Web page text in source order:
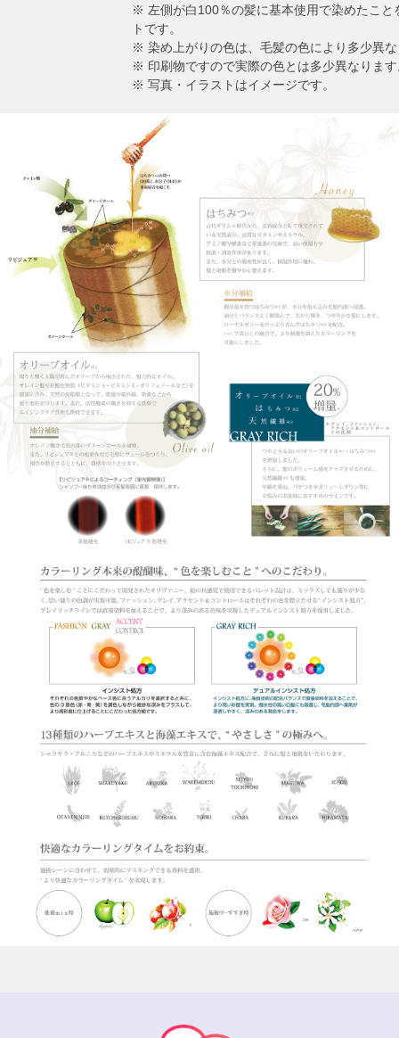
※ 左側が白100％の髪に基本使用で染めたこと
トです。
※ 染め上がりの色は、毛髪の色により多少異
※ 印刷物ですので実際の色とは多少異なりま
※ 写真・イラストはイメージです。